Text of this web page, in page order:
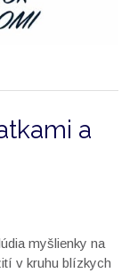
a
myšlienky na
v kruhu blízkych